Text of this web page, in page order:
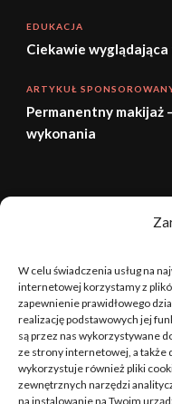
W celu świadczenia usług na
internetowej korzystamy z
zapewnienie prawidłowego
realizację podstawowych jej
są przez nas wykorzystywane
ze strony internetowej, a także
wykorzystuje również pliki
zewnętrznych narzędzi
na instalowanie na Twoim
EDUKACJA
Ciekawie
ARTYKUŁ
Permanentny makijaż
wykonania
3 4 5
10 11 12